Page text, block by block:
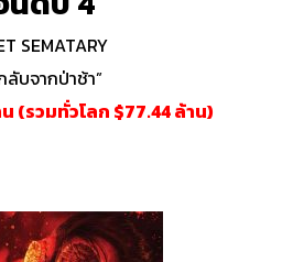
SEMATARY
ลับจากป่าช้า”
(รวมทั่วโลก $77.44 ล้าน)